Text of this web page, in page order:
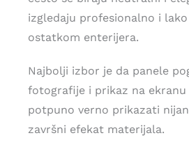
izgledaju profesionalno i
ostatkom enterijera.
Najbolji izbor je da panele
fotografije i prikaz na ekranu
potpuno verno prikazati
završni efekat materijala.